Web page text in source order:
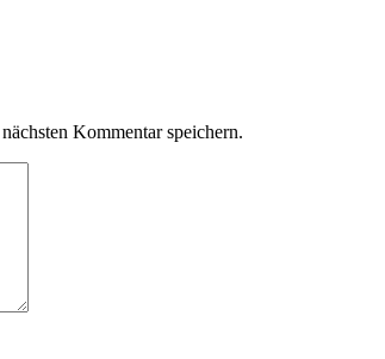
Kommentar speichern.